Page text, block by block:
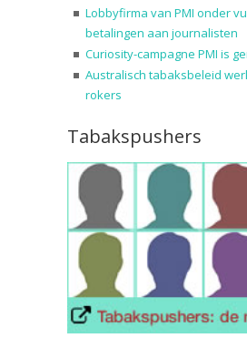
Lobbyfirma van PMI onder
betalingen aan journalisten
Curiosity-campagne PMI is
Australisch tabaksbeleid
rokers
Tabakspushers